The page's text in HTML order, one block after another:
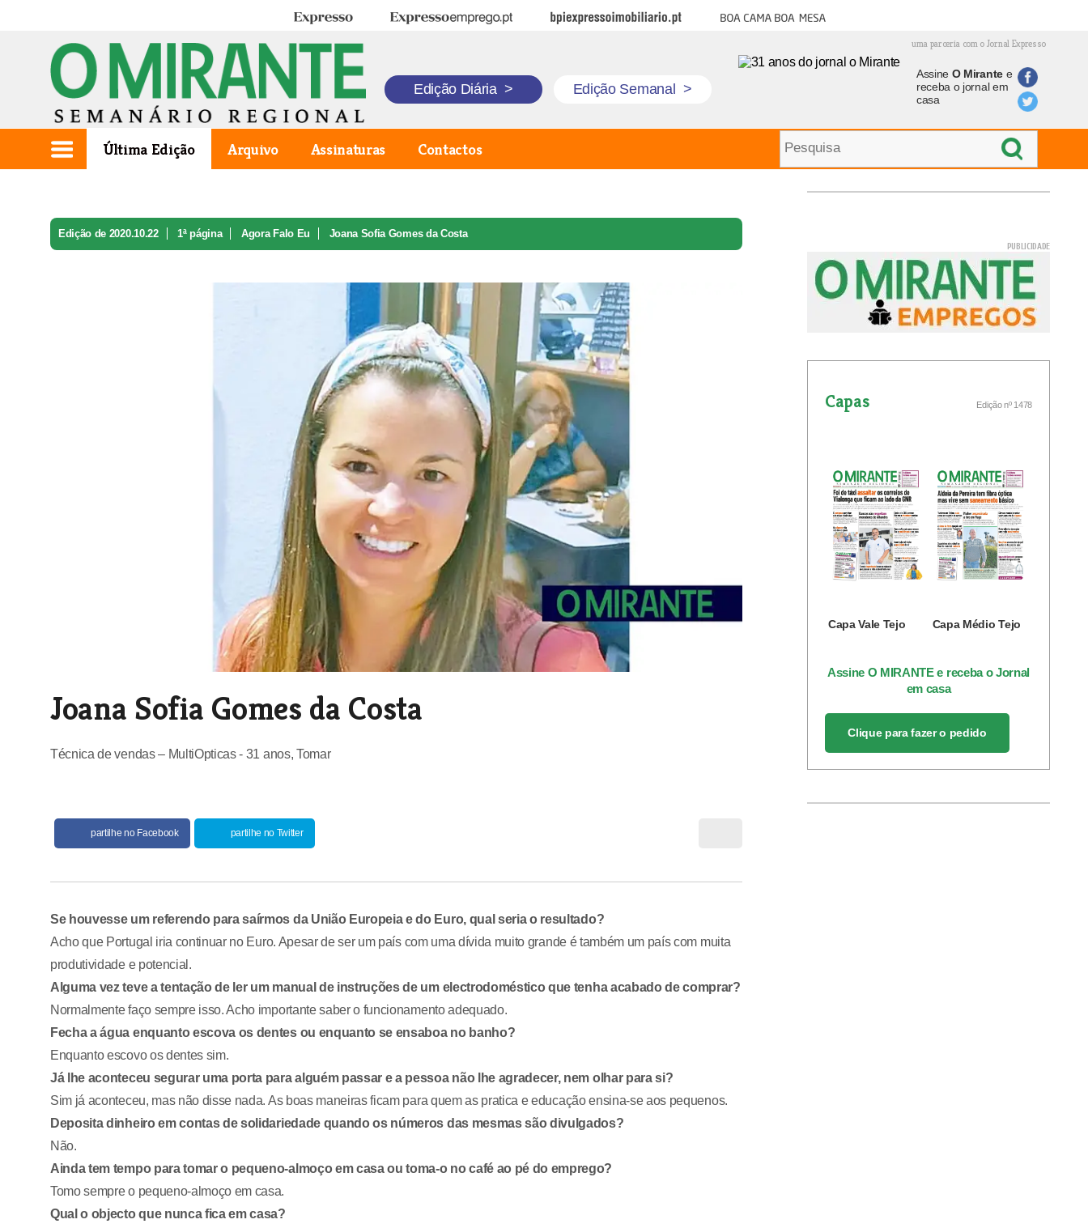
Expresso Expresso Emprego BPI Expresso Imobiliário Boa cama boa mesa
uma parceria com o Jornal Expresso
Edição Diária > Edição Semanal >
Assine O Mirantee
receba o jornal em
casa
Última Edição Arquivo Assinaturas Contactos
Edição de 2020.10.22 1ª página Agora Falo Eu Joana Sofia Gomes da Costa
Joana Sofia Gomes da Costa
Técnica de vendas – MultiOpticas - 31 anos, Tomar
partilhe no Facebook partilhe no Twitter
Se houvesse um referendo para saírmos da União Europeia e do Euro, qual seria o resultado?
Acho que Portugal iria continuar no Euro. Apesar de ser um país com uma dívida muito grande é também um país com muita
produtividade e potencial.
Alguma vez teve a tentação de ler um manual de instruções de um electrodoméstico que tenha acabado de comprar?
Normalmente faço sempre isso. Acho importante saber o funcionamento adequado.
Fecha a água enquanto escova os dentes ou enquanto se ensaboa no banho?
Enquanto escovo os dentes sim.
Já lhe aconteceu segurar uma porta para alguém passar e a pessoa não lhe agradecer, nem olhar para si?
Sim já aconteceu, mas não disse nada. As boas maneiras ficam para quem as pratica e educação ensina-se aos pequenos.
Deposita dinheiro em contas de solidariedade quando os números das mesmas são divulgados?
Não.
Ainda tem tempo para tomar o pequeno-almoço em casa ou toma-o no café ao pé do emprego?
Tomo sempre o pequeno-almoço em casa.
Qual o objecto que nunca fica em casa?
Capas Edição nº 1478
Capa Vale Tejo Capa Médio Tejo
Assine O MIRANTE e receba o Jornal
em casa
Clique para fazer o pedido